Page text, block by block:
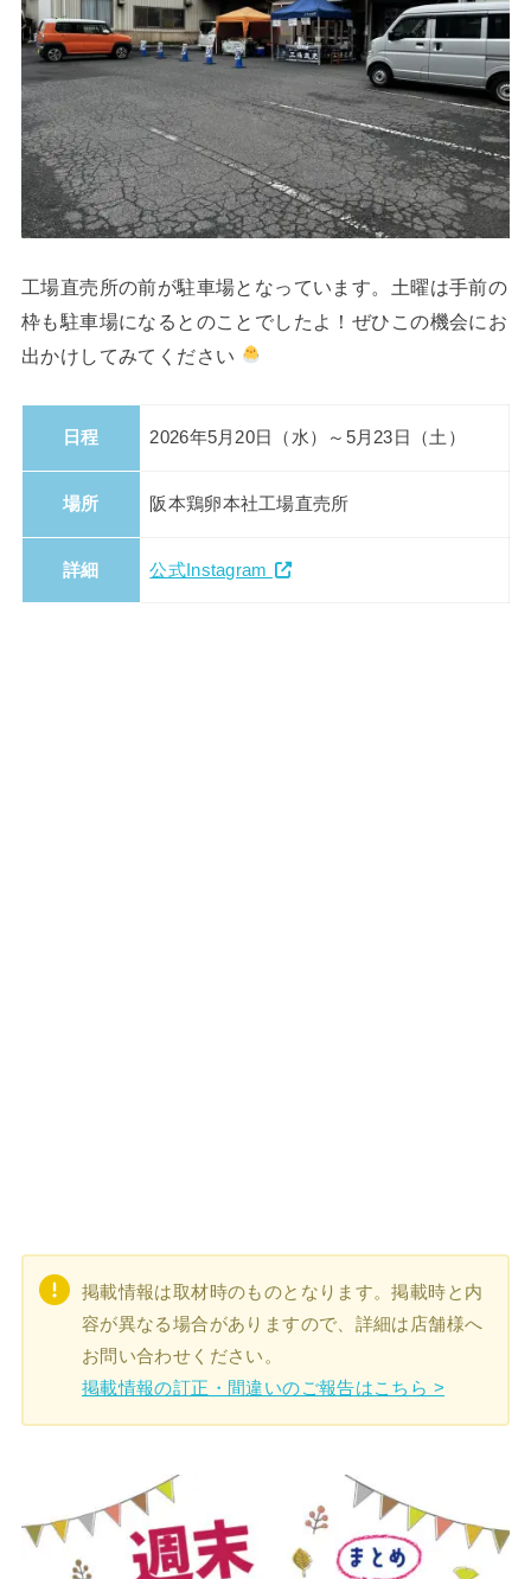
工場直売所の前が駐車場となっています。土曜は手前の
枠も駐車場になるとのことでしたよ！ぜひこの機会にお
出かけしてみてください
日程 2026年5月20日（水）～5月23日（土）
場所 阪本鶏卵本社工場直売所
詳細 公式Instagram
掲載情報は取材時のものとなります。掲載時と内
容が異なる場合がありますので、詳細は店舗様へ
お問い合わせください。
掲載情報の訂正・間違いのご報告はこちら >